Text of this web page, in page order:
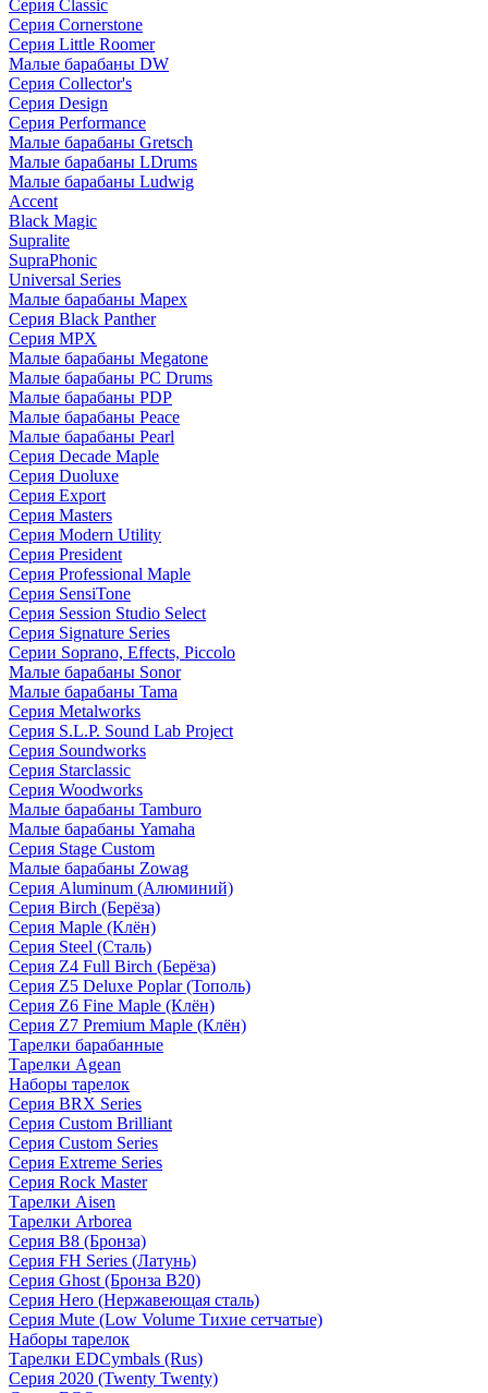
Серия Classic
Серия Cornerstone
Серия Little Roomer
Малые барабаны DW
Серия Collector's
Серия Design
Серия Performance
Малые барабаны Gretsch
Малые барабаны LDrums
Малые барабаны Ludwig
Accent
Black Magic
Supralite
SupraPhonic
Universal Series
Малые барабаны Mapex
Серия Black Panther
Серия MPX
Малые барабаны Megatone
Малые барабаны PC Drums
Малые барабаны PDP
Малые барабаны Peace
Малые барабаны Pearl
Серия Decade Maple
Серия Duoluxe
Серия Export
Серия Masters
Серия Modern Utility
Серия President
Серия Professional Maple
Серия SensiTone
Серия Session Studio Select
Серия Signature Series
Серии Soprano, Effects, Piccolo
Малые барабаны Sonor
Малые барабаны Tama
Серия Metalworks
Серия S.L.P. Sound Lab Project
Серия Soundworks
Серия Starclassic
Серия Woodworks
Малые барабаны Tamburo
Малые барабаны Yamaha
Серия Stage Custom
Малые барабаны Zowag
Серия Aluminum (Алюминий)
Серия Birch (Берёза)
Серия Maple (Клён)
Серия Steel (Сталь)
Серия Z4 Full Birch (Берёза)
Серия Z5 Deluxe Poplar (Тополь)
Серия Z6 Fine Maple (Клён)
Серия Z7 Premium Maple (Клён)
Тарелки барабанные
Тарелки Agean
Наборы тарелок
Серия BRX Series
Серия Custom Brilliant
Серия Custom Series
Серия Extreme Series
Серия Rock Master
Тарелки Aisen
Тарелки Arborea
Серия B8 (Бронза)
Серия FH Series (Латунь)
Серия Ghost (Бронза B20)
Серия Hero (Нержавеющая сталь)
Серия Mute (Low Volume Тихие сетчатые)
Наборы тарелок
Тарелки EDCymbals (Rus)
Серия 2020 (Twenty Twenty)